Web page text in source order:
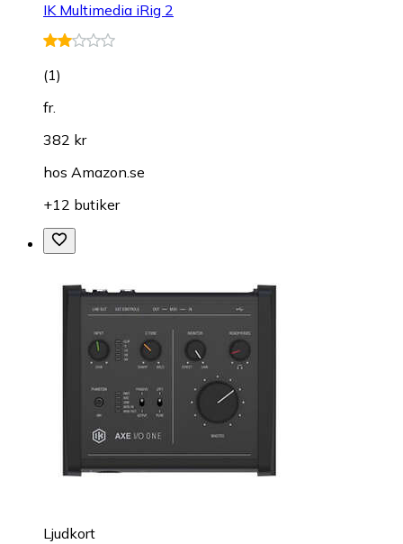
IK Multimedia iRig 2
(1)
fr.
382 kr
hos Amazon.se
+12 butiker
Ljudkort